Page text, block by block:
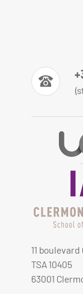
11
TSA 10405
63001